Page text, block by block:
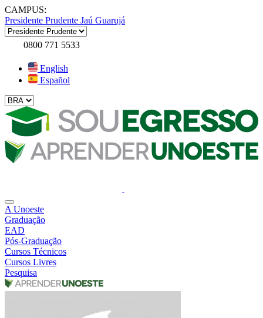
CAMPUS:
Presidente Prudente Jaú Guarujá
0800 771 5533
English
Español
A Unoeste
Graduação
EAD
Pós-Graduação
Cursos Técnicos
Cursos Livres
Pesquisa